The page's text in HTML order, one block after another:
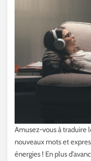
Amusez-vous à traduire
nouveaux mots et
énergies ! En plus